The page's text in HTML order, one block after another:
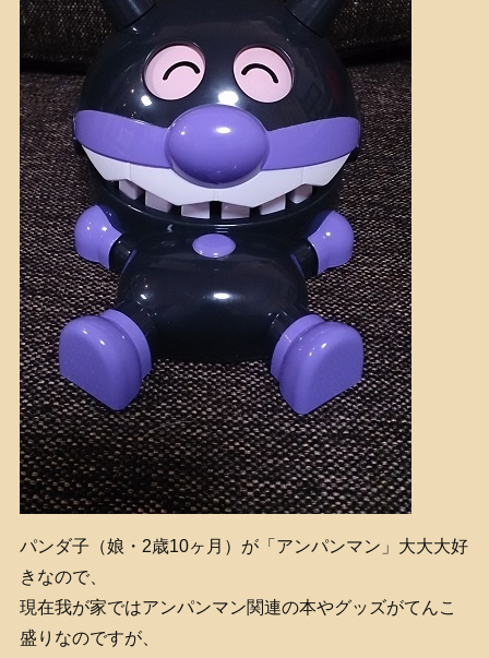
パンダ子（娘・2歳10ヶ月）が「アンパンマン」大大大好
きなので、
現在我が家ではアンパンマン関連の本やグッズがてんこ
盛りなのですが、